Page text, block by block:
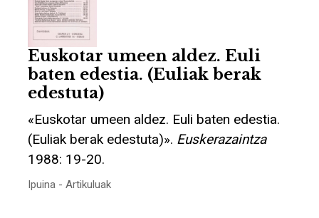
Euskotar umeen aldez. Euli
baten edestia. (Euliak berak
edestuta)
«Euskotar umeen aldez. Euli baten edestia.
(Euliak berak edestuta)». Euskerazaintza
1988: 19-20.
Ipuina - Artikuluak